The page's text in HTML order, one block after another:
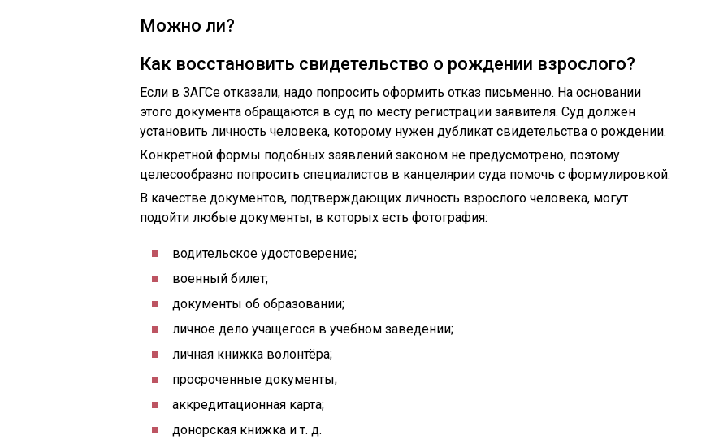
Можно ли?
Как восстановить свидетельство о рождении взрослого?
Если в ЗАГСе отказали, надо попросить оформить отказ письменно. На основании
этого документа обращаются в суд по месту регистрации заявителя. Суд должен
установить личность человека, которому нужен дубликат свидетельства о рождении.
Конкретной формы подобных заявлений законом не предусмотрено, поэтому
целесообразно попросить специалистов в канцелярии суда помочь с формулировкой.
В качестве документов, подтверждающих личность взрослого человека, могут
подойти любые документы, в которых есть фотография:
водительское удостоверение;
военный билет;
документы об образовании;
личное дело учащегося в учебном заведении;
личная книжка волонтёра;
просроченные документы;
аккредитационная карта;
донорская книжка и т. д.